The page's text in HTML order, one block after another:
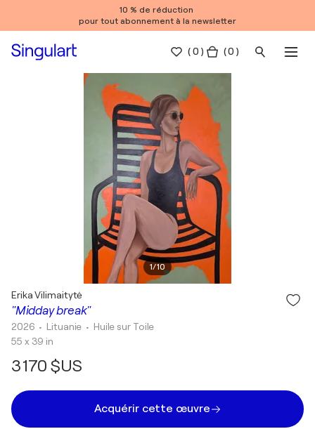
10 % de réduction
pour tout abonnement à la newsletter
(0 ) ( 0 )
1/10
"Midday break"
Erika Vilimaitytė
2026 • Lituanie • Huile sur Toile
55 x 39 in
3 170 $US
Acquérir cette œuvre